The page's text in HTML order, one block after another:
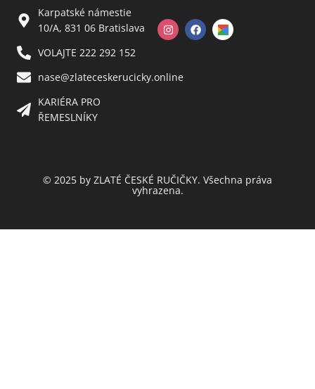
Karpatské námestie
10/A, 831 06 Bratislava
VOLAJTE 222 292 152
nase@zlateceskerucicky.online
KARIÉRA PRO
ŘEMESLNÍKY
© 2025 by ZLATÉ ČESKÉ RUČIČKY. Všechna práva
vyhrazena.